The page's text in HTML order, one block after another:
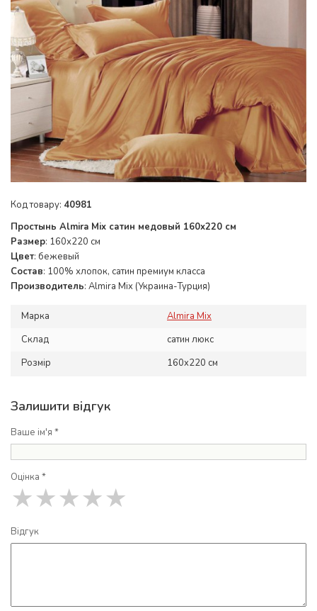
Код товару: 40981
Простынь Almira Mix сатин медовый 160x220 см
Размер: 160х220 см
Цвет: бежевый
Состав: 100% хлопок, сатин премиум класса
Производитель: Almira Mix (Украина-Турция)
Марка
Almira Mix
Склад
сатин люкс
Розмір
160x220 см
Залишити відгук
Ваше ім'я *
Оцінка *
★
★
★
★
★
Відгук